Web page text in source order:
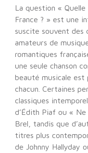
La question « Quelle
France ? » est une
suscite souvent des
amateurs de
romantiques
une seule chanson
beauté musicale
chacun. Certaines
classiques
d’Édith Piaf ou «
Brel, tandis que
titres plus
de Johnny Hallyday